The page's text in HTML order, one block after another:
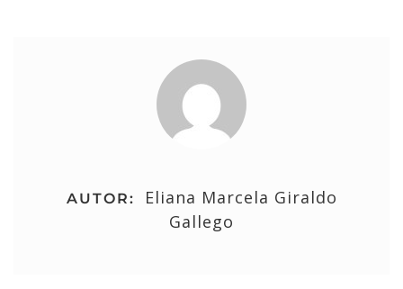
AUTOR:
Eliana Marcela Giraldo
Gallego